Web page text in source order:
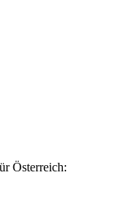
Österreich: